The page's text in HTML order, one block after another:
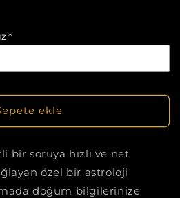
ekle
bir soruya hızlı ve net
özel bir astroloji
doğum bilgilerinize